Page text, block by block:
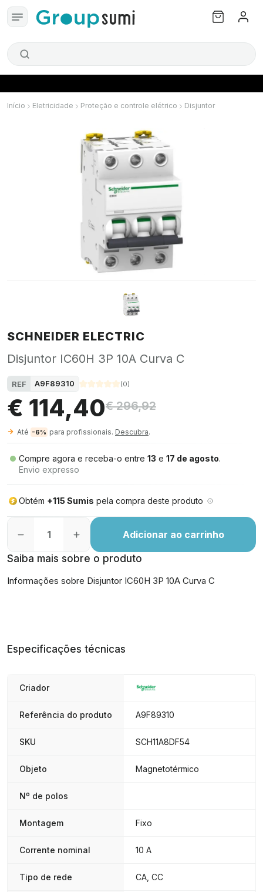
Início Eletricidade Proteção e controle elétrico Disjuntor
SCHNEIDER ELECTRIC
Disjuntor IC60H 3P 10A Curva C
REF A9F89310 (0)
€ 114,40€ 296,92
Até -6% para profissionais. Descubra.
Compre agora e receba-o entre 13 e 17 de agosto.
Envio expresso
Obtém +115 Sumis pela compra deste produto
Adicionar ao carrinho
Saiba mais sobre o produto
Informações sobre Disjuntor IC60H 3P 10A Curva C
Especificações técnicas
Criador
Referência do produto A9F89310
SKU SCH11A8DF54
Objeto Magnetotérmico
Nº de polos
Montagem Fixo
Corrente nominal 10 A
Tipo de rede CA, CC